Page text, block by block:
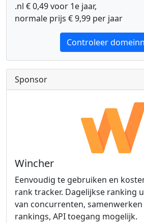
.nl € 0,49 voor 1e jaar,
normale prijs € 9,99 per jaar
Controleer
Sponsor
Wincher
Eenvoudig te gebruiken en
rank tracker. Dagelijkse ranking
van concurrenten,
rankings, API toegang mogelijk.